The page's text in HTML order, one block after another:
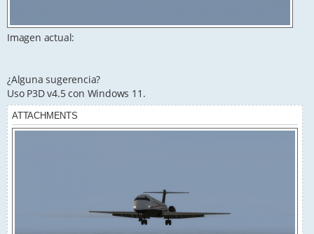
Imagen actual:
¿Alguna sugerencia?
Uso P3D v4.5 con Windows 11.
ATTACHMENTS